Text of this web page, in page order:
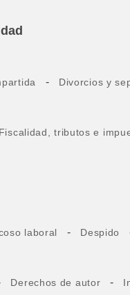
- Divorcios y
Fiscalidad, tributos e
laboral - Despido
Derechos de autor -